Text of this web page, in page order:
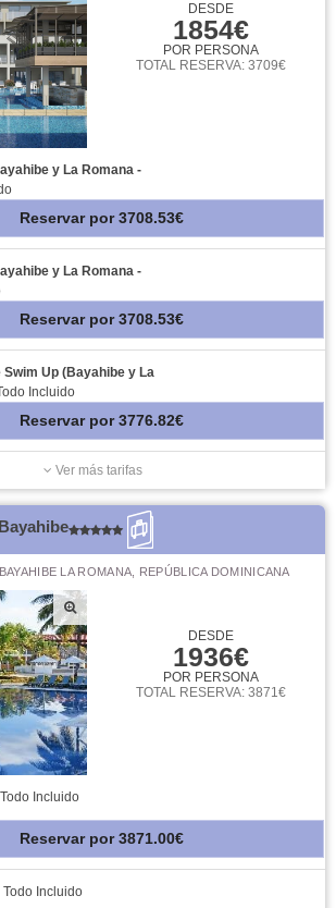
DESDE
1854€
POR PERSONA
TOTAL RESERVA: 3709€
y La Romana -
Reservar por 3708.53€
y La Romana -
Reservar por 3708.53€
Up (Bayahibe y La
Incluido
Reservar por 3776.82€
Ver más tarifas
LA ROMANA, REPÚBLICA DOMINICANA
DESDE
1936€
POR PERSONA
TOTAL RESERVA: 3871€
Todo Incluido
Reservar por 3871.00€
Todo Incluido